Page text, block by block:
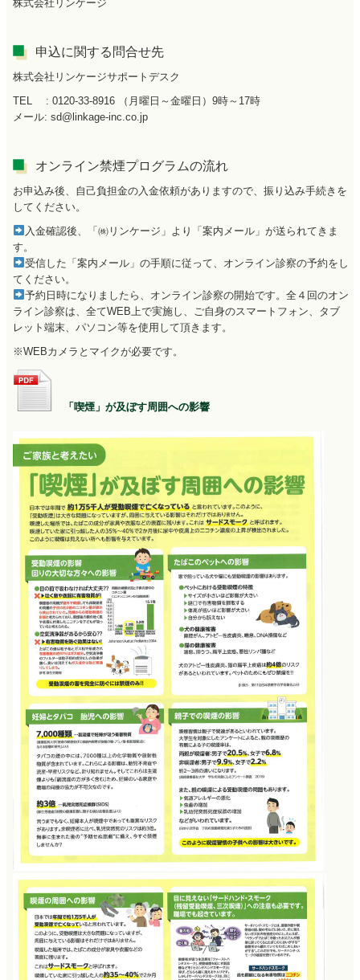
株式会社リンケージ
申込に関する問合せ先
株式会社リンケージサポートデスク
TEL : 0120-33-8916 （月曜日～金曜日）9時～17時
メール: sd@linkage-inc.co.jp
オンライン禁煙プログラムの流れ
お申込み後、自己負担金の入金依頼がありますので、振り込み手続きを
してください。
入金確認後、「㈱リンケージ」より「案内メール」が送られてきま
す。
受信した「案内メール」の手順に従って、オンライン診察の予約をし
てください。
予約日時になりましたら、オンライン診察の開始です。全４回のオン
ライン診察は、全てWEB上で実施し、ご自身のスマートフォン、タブ
レット端末、パソコン等を使用して頂きます。
※WEBカメラとマイクが必要です。
「喫煙」が及ぼす周囲への影響